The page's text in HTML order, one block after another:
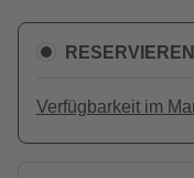
Verfügbarkeit im